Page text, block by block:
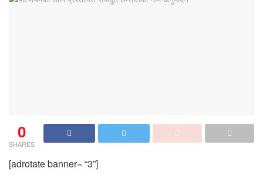
0
SHARES
[adrotate banner= “3”]